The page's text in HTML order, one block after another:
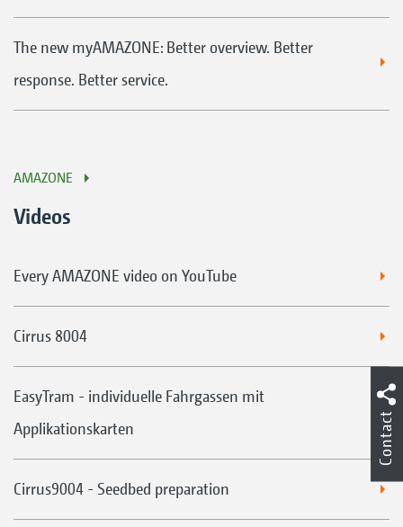
The new myAMAZONE: Better overview. Better
response. Better service.
AMAZONE
Videos
Every AMAZONE video on YouTube
Cirrus 8004
EasyTram - individuelle Fahrgassen mit
Applikationskarten
Cirrus9004 - Seedbed preparation
Contact